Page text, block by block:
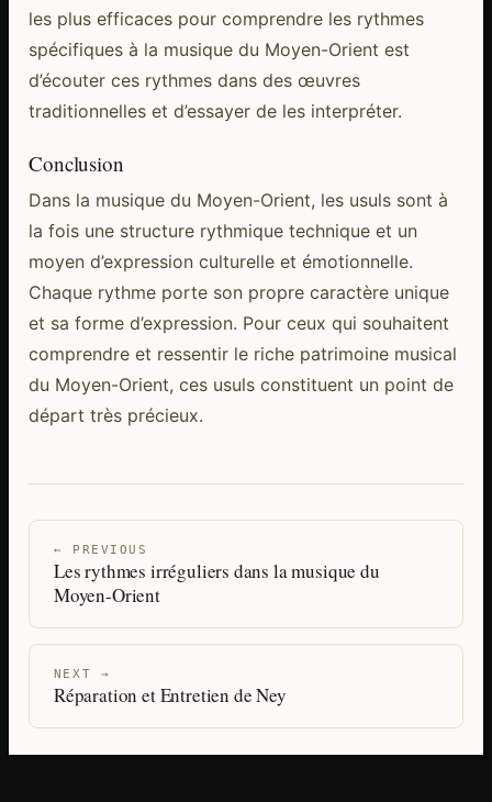
les plus efficaces pour comprendre les rythmes
spécifiques à la musique du Moyen-Orient est
d’écouter ces rythmes dans des œuvres
traditionnelles et d’essayer de les interpréter.
Conclusion
Dans la musique du Moyen-Orient, les usuls sont à
la fois une structure rythmique technique et un
moyen d’expression culturelle et émotionnelle.
Chaque rythme porte son propre caractère unique
et sa forme d’expression. Pour ceux qui souhaitent
comprendre et ressentir le riche patrimoine musical
du Moyen-Orient, ces usuls constituent un point de
départ très précieux.
← PREVIOUS
Les rythmes irréguliers dans la musique du
Moyen-Orient
NEXT →
Réparation et Entretien de Ney